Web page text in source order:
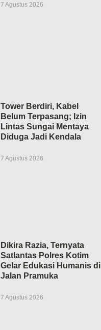
7 Agustus 2026
Tower Berdiri, Kabel
Belum Terpasang; Izin
Lintas Sungai Mentaya
Diduga Jadi Kendala
7 Agustus 2026
Dikira Razia, Ternyata
Satlantas Polres Kotim
Gelar Edukasi Humanis di
Jalan Pramuka
7 Agustus 2026